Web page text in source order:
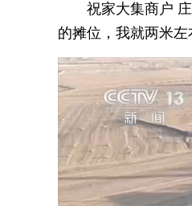
祝家大集商户
的摊位，我就两米左